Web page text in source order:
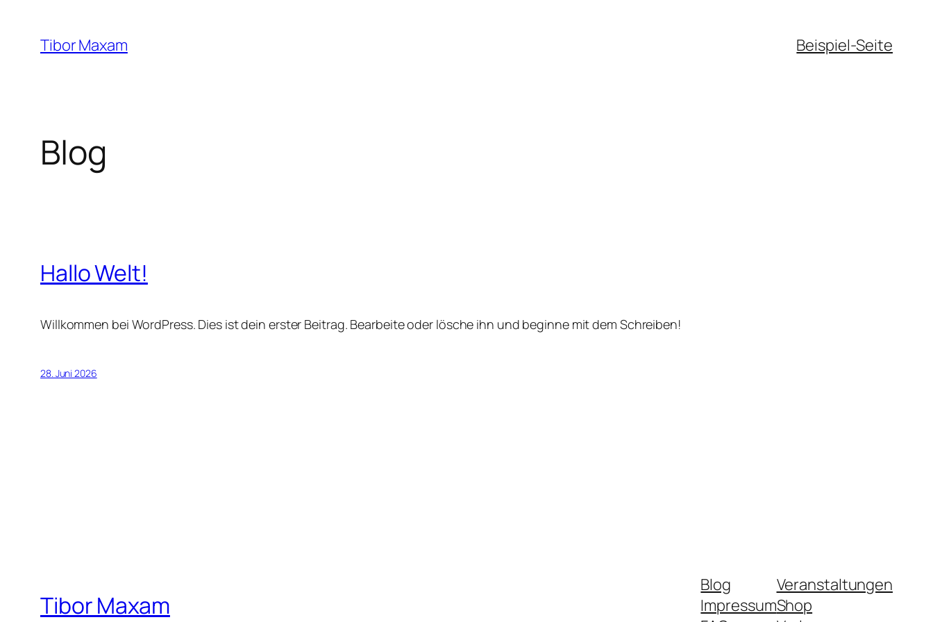
Inhalt
springen
Tibor Maxam Beispiel-Seite
Blog
Hallo Welt!
Willkommen bei WordPress. Dies ist dein erster Beitrag. Bearbeite oder lösche ihn und beginne mit dem Schreiben!
28. Juni 2026
Tibor Maxam
Blog
Impressum
Veranstaltungen
Shop